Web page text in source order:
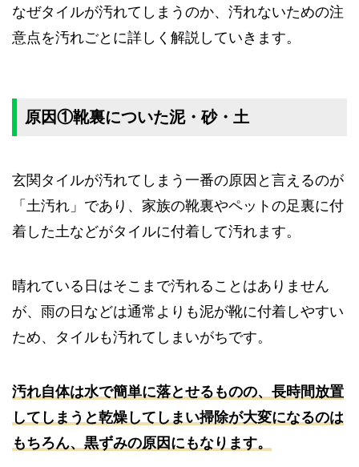
なぜタイルが汚れてしまうのか、汚れないための注
意点を汚れごとに詳しく解説していきます。
原因①靴裏についた泥・砂・土
玄関タイルが汚れてしまう一番の原因と言えるのが
「土汚れ」であり、家族の靴裏やペットの足裏に付
着した土などがタイルに付着して汚れます。
晴れている日はそこまで汚れることはありません
が、雨の日などは通常よりも泥が靴に付着しやすい
ため、タイルも汚れてしまいがちです。
汚れ自体は水で簡単に落とせるものの、長時間放置
してしまうと乾燥してしまい掃除が大変になるのは
もちろん、黒ずみの原因にもなります。